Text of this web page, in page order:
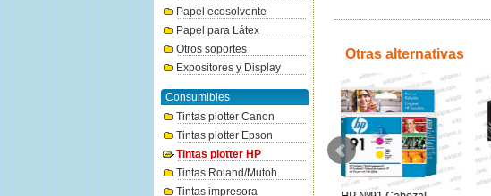
Papel ecosolvente
Papel para Látex
Otros soportes
Expositores y Display
Consumibles
Tintas plotter Canon
Tintas plotter Epson
Tintas plotter HP
Tintas Roland/Mutoh
Tintas impresora
Otras alternativas